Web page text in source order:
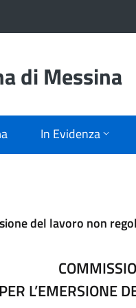
di Messina
In Evidenza
del lavoro non
PER L’EMERSIONE